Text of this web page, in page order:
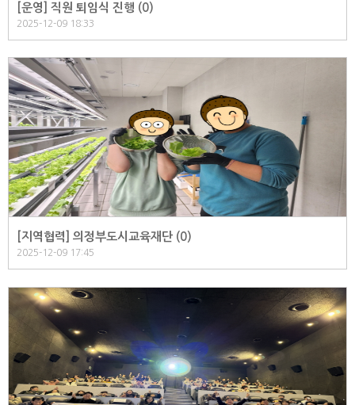
[운영] 직원 퇴임식 진행 (0)
2025-12-09 18:33
[지역협력] 의정부도시교육재단 (0)
2025-12-09 17:45